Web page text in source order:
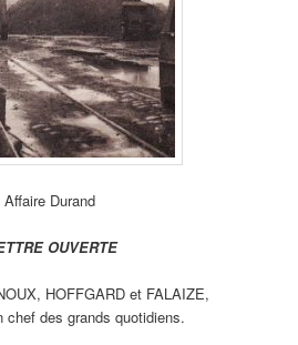
Affaire Durand
OUVERTE
HOFFGARD et FALAIZE,
chef des grands quotidiens.